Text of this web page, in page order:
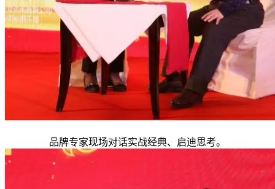
品牌专家现场对话实战经典、启迪思考。